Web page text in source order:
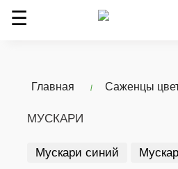
Главная Саженцы
МУСКАРИ
Мускари синий